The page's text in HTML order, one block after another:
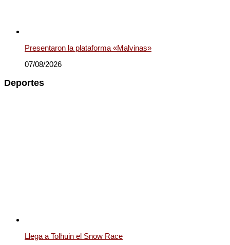
Presentaron la plataforma «Malvinas»
07/08/2026
Deportes
Llega a Tolhuin el Snow Race